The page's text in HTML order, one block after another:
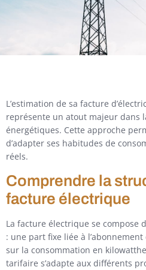
L’estimation de sa facture
représente un atout majeur dans
énergétiques. Cette approche
d’adapter ses habitudes de
réels.
Comprendre la
facture électrique
La facture électrique se compose
: une part fixe liée à
sur la consommation en
tarifaire s’adapte aux différents